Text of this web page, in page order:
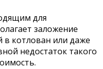
для
заложение
в котлован или даже
недостаток такого